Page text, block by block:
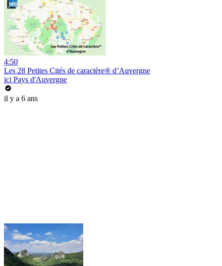
4:50
Les 28 Petites Cités de caractère® d’Auvergne
ici Pays d'Auvergne
il y a 6 ans